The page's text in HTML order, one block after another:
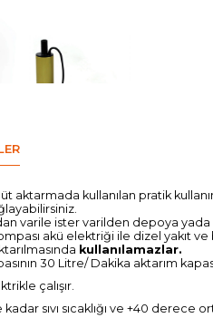
aktarmada kullanılan pratik
varile ister varilden depoya yada
akü elektriği ile dizel yakıt
kullanılamazlar.
30 Litre/ Dakika aktarım
çalışır.
sıvı sıcaklığı ve +40 derece